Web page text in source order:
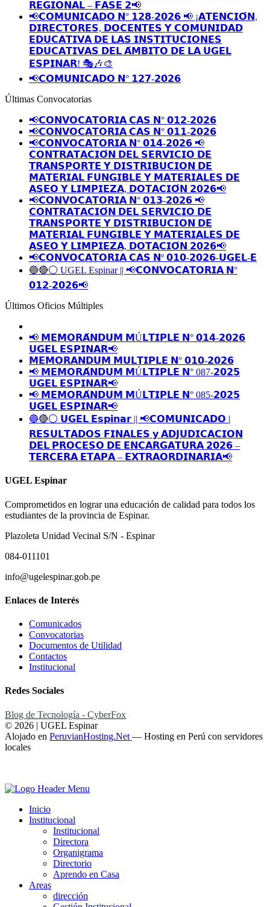
𝗥𝗘𝗚𝗜𝗢𝗡𝗔𝗟 – 𝗙𝗔𝗦𝗘 𝟮📢
📢𝗖𝗢𝗠𝗨𝗡𝗜𝗖𝗔𝗗𝗢 𝗡° 𝟭𝟮𝟴-𝟮𝟬𝟮𝟲 📢 ¡𝗔𝗧𝗘𝗡𝗖𝗜𝗢́𝗡,
𝗗𝗜𝗥𝗘𝗖𝗧𝗢𝗥𝗘𝗦, 𝗗𝗢𝗖𝗘𝗡𝗧𝗘𝗦 𝗬 𝗖𝗢𝗠𝗨𝗡𝗜𝗗𝗔𝗗
𝗘𝗗𝗨𝗖𝗔𝗧𝗜𝗩𝗔 𝗗𝗘 𝗟𝗔𝗦 𝗜𝗡𝗦𝗧𝗜𝗧𝗨𝗖𝗜𝗢𝗡𝗘𝗦
𝗘𝗗𝗨𝗖𝗔𝗧𝗜𝗩𝗔𝗦 𝗗𝗘𝗟 𝗔́𝗠𝗕𝗜𝗧𝗢 𝗗𝗘 𝗟𝗔 𝗨𝗚𝗘𝗟
𝗘𝗦𝗣𝗜𝗡𝗔𝗥! 🎭🎶🎨
📢𝗖𝗢𝗠𝗨𝗡𝗜𝗖𝗔𝗗𝗢 𝗡° 𝟭𝟮𝟳-𝟮𝟬𝟮𝟲
Últimas Convocatorias
📢𝗖𝗢𝗡𝗩𝗢𝗖𝗔𝗧𝗢𝗥𝗜𝗔 𝗖𝗔𝗦 𝗡° 𝟬𝟭𝟮-𝟮𝟬𝟮𝟲
📢𝗖𝗢𝗡𝗩𝗢𝗖𝗔𝗧𝗢𝗥𝗜𝗔 𝗖𝗔𝗦 𝗡° 𝟬𝟭𝟭-𝟮𝟬𝟮𝟲
📢𝗖𝗢𝗡𝗩𝗢𝗖𝗔𝗧𝗢𝗥𝗜𝗔 𝗡° 𝟬𝟭𝟰-𝟮𝟬𝟮𝟲 📢
𝗖𝗢𝗡𝗧𝗥𝗔𝗧𝗔𝗖𝗜𝗢́𝗡 𝗗𝗘𝗟 𝗦𝗘𝗥𝗩𝗜𝗖𝗜𝗢 𝗗𝗘
𝗧𝗥𝗔𝗡𝗦𝗣𝗢𝗥𝗧𝗘 𝗬 𝗗𝗜𝗦𝗧𝗥𝗜𝗕𝗨𝗖𝗜𝗢𝗡 𝗗𝗘
𝗠𝗔𝗧𝗘𝗥𝗜𝗔𝗟 𝗙𝗨𝗡𝗚𝗜𝗕𝗟𝗘 𝗬 𝗠𝗔𝗧𝗘𝗥𝗜𝗔𝗟𝗘𝗦 𝗗𝗘
𝗔𝗦𝗘𝗢 𝗬 𝗟𝗜𝗠𝗣𝗜𝗘𝗭𝗔, 𝗗𝗢𝗧𝗔𝗖𝗜𝗢́𝗡 𝟮𝟬𝟮𝟲📢
📢𝗖𝗢𝗡𝗩𝗢𝗖𝗔𝗧𝗢𝗥𝗜𝗔 𝗡° 𝟬𝟭𝟯-𝟮𝟬𝟮𝟲 📢
𝗖𝗢𝗡𝗧𝗥𝗔𝗧𝗔𝗖𝗜𝗢́𝗡 𝗗𝗘𝗟 𝗦𝗘𝗥𝗩𝗜𝗖𝗜𝗢 𝗗𝗘
𝗧𝗥𝗔𝗡𝗦𝗣𝗢𝗥𝗧𝗘 𝗬 𝗗𝗜𝗦𝗧𝗥𝗜𝗕𝗨𝗖𝗜𝗢𝗡 𝗗𝗘
𝗠𝗔𝗧𝗘𝗥𝗜𝗔𝗟 𝗙𝗨𝗡𝗚𝗜𝗕𝗟𝗘 𝗬 𝗠𝗔𝗧𝗘𝗥𝗜𝗔𝗟𝗘𝗦 𝗗𝗘
𝗔𝗦𝗘𝗢 𝗬 𝗟𝗜𝗠𝗣𝗜𝗘𝗭𝗔, 𝗗𝗢𝗧𝗔𝗖𝗜𝗢́𝗡 𝟮𝟬𝟮𝟲📢
📢𝗖𝗢𝗡𝗩𝗢𝗖𝗔𝗧𝗢𝗥𝗜𝗔 𝗖𝗔𝗦 𝗡º 𝟬𝟭𝟬-𝟮𝟬𝟮𝟲-𝗨𝗚𝗘𝗟-𝗘
🔵🔴⚪️ UGEL Espinar || 📢𝗖𝗢𝗡𝗩𝗢𝗖𝗔𝗧𝗢𝗥𝗜𝗔 𝗡°
𝟬𝟭𝟮-𝟮𝟬𝟮𝟲📢
Últimos Oficios Múltiples
📢 𝗠𝗘𝗠𝗢𝗥𝗔́𝗡𝗗𝗨𝗠 𝗠Ú𝗟𝗧𝗜𝗣𝗟𝗘 𝗡° 𝟬𝟭𝟰-𝟮𝟬𝟮𝟲
𝗨𝗚𝗘𝗟 𝗘𝗦𝗣𝗜𝗡𝗔𝗥📢
𝗠𝗘𝗠𝗢𝗥𝗔𝗡𝗗𝗨𝗠 𝗠𝗨𝗟𝗧𝗜𝗣𝗟𝗘 𝗡° 𝟬𝟭𝟬-𝟮𝟬𝟮𝟲
📢 𝗠𝗘𝗠𝗢𝗥𝗔́𝗡𝗗𝗨𝗠 𝗠Ú𝗟𝗧𝗜𝗣𝗟𝗘 𝗡° 087-𝟮𝟬𝟮𝟱
𝗨𝗚𝗘𝗟 𝗘𝗦𝗣𝗜𝗡𝗔𝗥📢
📢 𝗠𝗘𝗠𝗢𝗥𝗔́𝗡𝗗𝗨𝗠 𝗠Ú𝗟𝗧𝗜𝗣𝗟𝗘 𝗡° 085-𝟮𝟬𝟮𝟱
𝗨𝗚𝗘𝗟 𝗘𝗦𝗣𝗜𝗡𝗔𝗥📢
🔵🔴⚪️ 𝗨𝗚𝗘𝗟 𝗘𝘀𝗽𝗶𝗻𝗮𝗿 || 📢𝗖𝗢𝗠𝗨𝗡𝗜𝗖𝗔𝗗𝗢 |
𝗥𝗘𝗦𝗨𝗟𝗧𝗔𝗗𝗢𝗦 𝗙𝗜𝗡𝗔𝗟𝗘𝗦 𝘆 𝗔𝗗𝗝𝗨𝗗𝗜𝗖𝗔𝗖𝗜𝗢𝗡
𝗗𝗘𝗟 𝗣𝗥𝗢𝗖𝗘𝗦𝗢 𝗗𝗘 𝗘𝗡𝗖𝗔𝗥𝗚𝗔𝗧𝗨𝗥𝗔 𝟮𝟬𝟮𝟲 –
𝗧𝗘𝗥𝗖𝗘𝗥𝗔 𝗘𝗧𝗔𝗣𝗔 – 𝗘𝗫𝗧𝗥𝗔𝗢𝗥𝗗𝗜𝗡𝗔𝗥𝗜𝗔📢
UGEL Espinar
Comprometidos en lograr una educación de calidad para todos los
estudiantes de la provincia de Espinar.
Plazoleta Unidad Vecinal S/N - Espinar
084-011101
info@ugelespinar.gob.pe
Enlaces de Interés
Comunicados
Convocatorias
Documentos de Utilidad
Contactos
Institucional
Redes Sociales
Blog de Tecnología - CyberFox
© 2026 | UGEL Espinar
Alojado en PeruvianHosting.Net — Hosting en Perú con servidores
locales
Inicio
Institucional
Institucional
Directora
Organigrama
Directorio
Aprendo en Casa
Areas
dirección